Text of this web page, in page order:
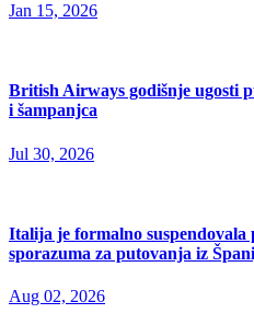
Jan 15, 2026
British Airways godišnje ugosti
i šampanjca
Jul 30, 2026
Italija je formalno suspendovala
sporazuma za putovanja iz
Aug 02, 2026